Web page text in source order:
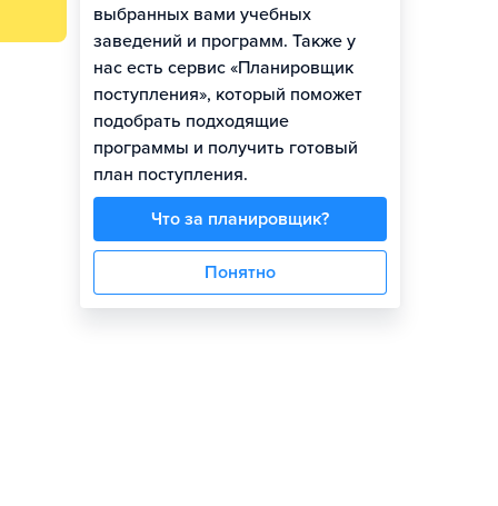
выбранных вами учебных
заведений и программ. Также у
нас есть сервис «Планировщик
поступления», который поможет
подобрать подходящие
программы и получить готовый
план поступления.
Что за планировщик?
Понятно